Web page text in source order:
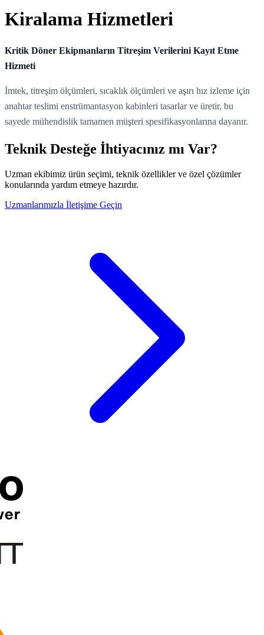
Kiralama Hizmetleri
Kritik Döner Ekipmanların Titreşim Verilerini Kayıt Etme
Hizmeti
İmtek, titreşim ölçümleri, sıcaklık ölçümleri ve aşırı hız izleme için
anahtar teslimi enstrümantasyon kabinleri tasarlar ve üretir, bu
sayede mühendislik tamamen müşteri spesifikasyonlarına dayanır.
Teknik Desteğe İhtiyacınız mı Var?
Uzman ekibimiz ürün seçimi, teknik özellikler ve özel çözümler
konularında yardım etmeye hazırdır.
Uzmanlarımızla İletişime Geçin